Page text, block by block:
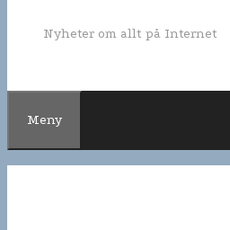
Nyheter om allt på Internet
Meny